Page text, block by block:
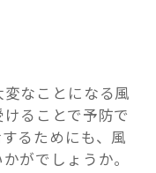
なことになる風
ることで予防で
るためにも、風
がでしょうか。